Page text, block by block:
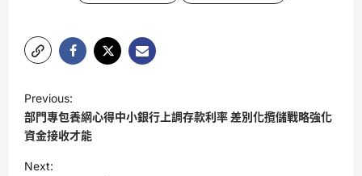
o
s
t
Previous:
部門專包養網心得中小銀行上調存款利率 差別化攬儲戰略強化
資金接收才能
Next: